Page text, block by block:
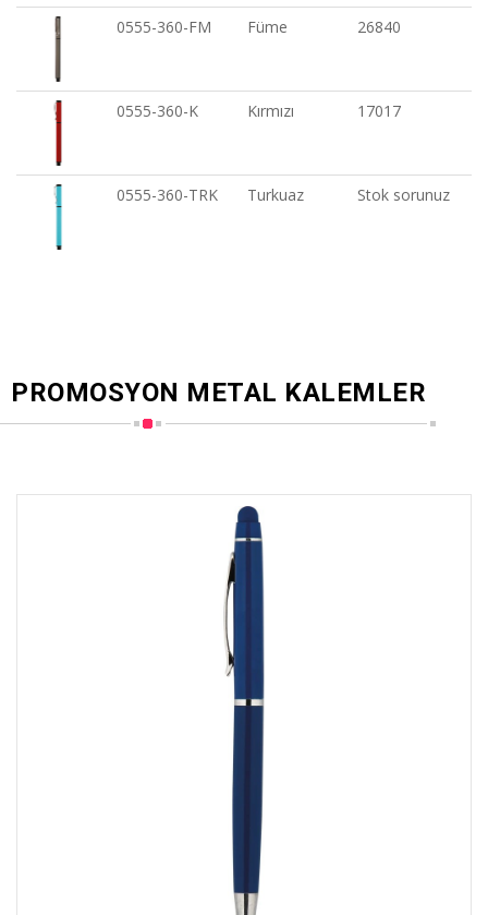
0555-360-FM Füme 26840
0555-360-K Kırmızı 17017
0555-360-TRK Turkuaz Stok sorunuz
PROMOSYON METAL KALEMLER